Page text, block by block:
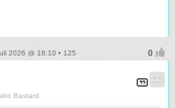
2026 @ 18:10 • 125
Bastard